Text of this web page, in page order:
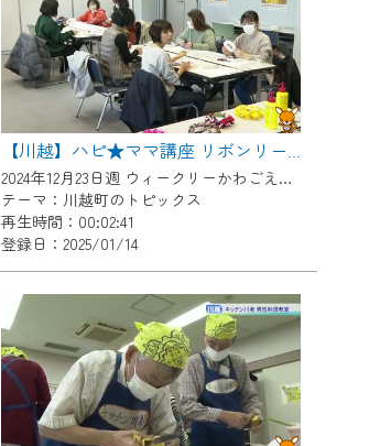
【川越】ハピ★ママ講座 リボンリースづくり
2024年12月23日週 ウィークリーかわごえにて放送
テーマ：川越町のトピックス
再生時間：00:02:41
登録日：2025/01/14